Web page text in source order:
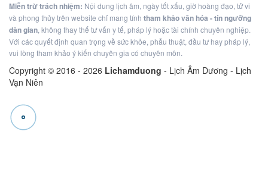
Miễn trừ trách nhiệm: Nội dung lịch âm, ngày tốt xấu, giờ hoàng đạo, tử vi
và phong thủy trên website chỉ mang tính tham khảo văn hóa - tín ngưỡng
dân gian, không thay thế tư vấn y tế, pháp lý hoặc tài chính chuyên nghiệp.
Với các quyết định quan trọng về sức khỏe, phẫu thuật, đầu tư hay pháp lý,
vui lòng tham khảo ý kiến chuyên gia có chuyên môn.
Copyright © 2016 - 2026 Lichamduong - Lịch Âm Dương - Lịch
Vạn Niên